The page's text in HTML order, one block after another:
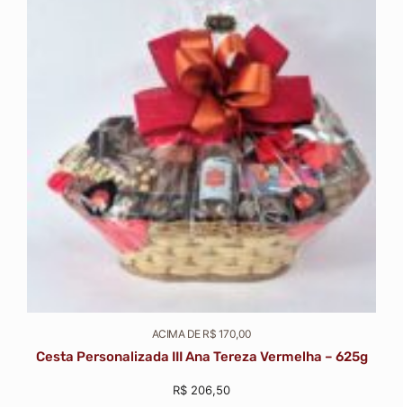
ACIMA DE R$ 170,00
Cesta Personalizada III Ana Tereza Vermelha – 625g
R$ 206,50